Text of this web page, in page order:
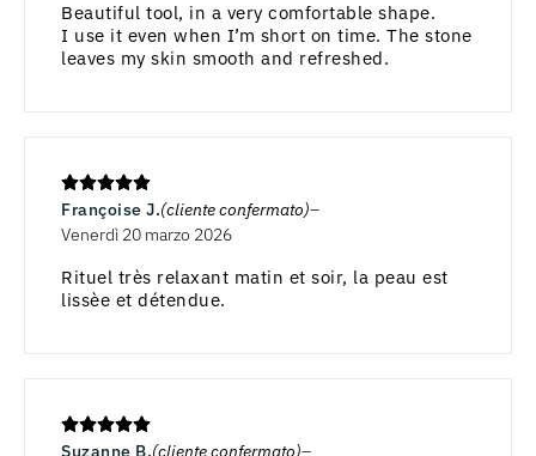
Beautiful tool, in a very comfortable shape.
I use it even when I’m short on time. The stone
leaves my skin smooth and refreshed.
Françoise J.(cliente confermato)
Venerdì 20 marzo 2026
Rituel très relaxant matin et soir, la peau est
lissèe et détendue.